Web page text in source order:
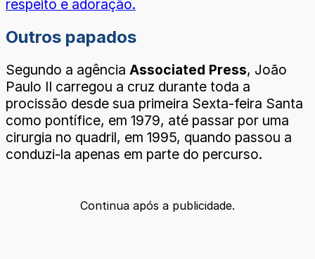
respeito e adoração.
Outros papados
Segundo a agência Associated Press, João
Paulo II carregou a cruz durante toda a
procissão desde sua primeira Sexta-feira Santa
como pontífice, em 1979, até passar por uma
cirurgia no quadril, em 1995, quando passou a
conduzi-la apenas em parte do percurso.
Continua após a publicidade.